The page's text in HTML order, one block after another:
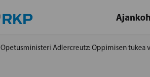
Opetusministeri Adlercreutz: Oppimisen tukea